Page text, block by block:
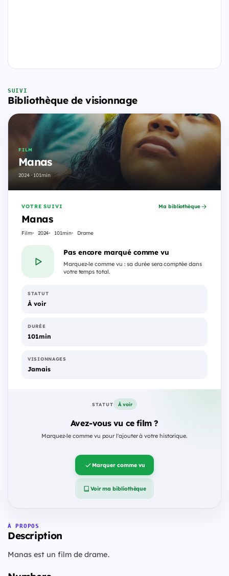
SUIVI
Bibliothèque de visionnage
FILM
Manas
2024 · 101min
VOTRE SUIVI
Manas
Film 2024 101min Drame
Ma bibliothèque
Pas encore marqué comme vu
Marquez-le comme vu : sa durée sera comptée dans
votre temps total.
STATUT
À voir
DURÉE
101min
VISIONNAGES
Jamais
STATUT À voir
Avez-vous vu ce film ?
Marquez-le comme vu pour l'ajouter à votre historique.
Marquer comme vu
Voir ma bibliothèque
À PROPOS
Description
Manas est un film de drame.